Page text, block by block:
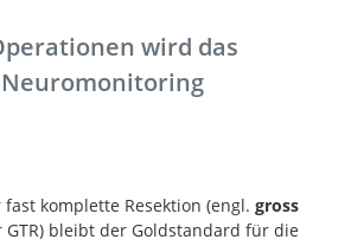
wird das
komplette Resektion (engl. gross
bleibt der Goldstandard für die